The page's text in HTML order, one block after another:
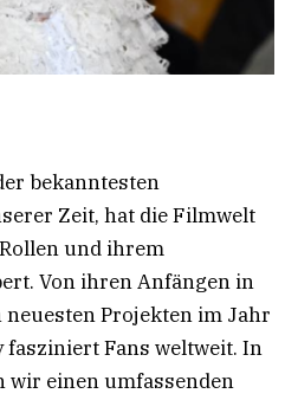
bekanntesten
Zeit, hat die Filmwelt
und ihrem
Von ihren Anfängen in
Projekten im Jahr
fasziniert Fans weltweit. In
wir einen umfassenden